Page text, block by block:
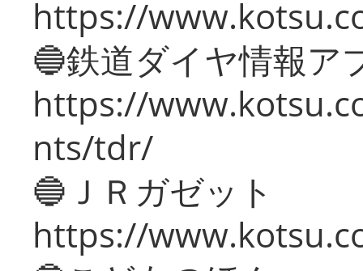
https://
🔵鉄道ダイヤ情報ア
https://
nts/tdr/
🔵ＪＲガゼット
https://